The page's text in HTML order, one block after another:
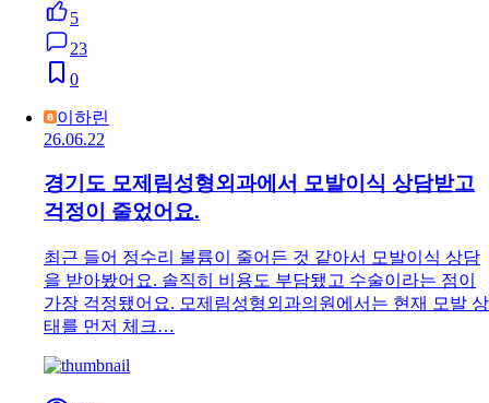
5
23
0
이하린
26.06.22
경기도 모제림성형외과에서 모발이식 상담받고
걱정이 줄었어요.
최근 들어 정수리 볼륨이 줄어든 것 같아서 모발이식 상담
을 받아봤어요. 솔직히 비용도 부담됐고 수술이라는 점이
가장 걱정됐어요. 모제림성형외과의원에서는 현재 모발 상
태를 먼저 체크…